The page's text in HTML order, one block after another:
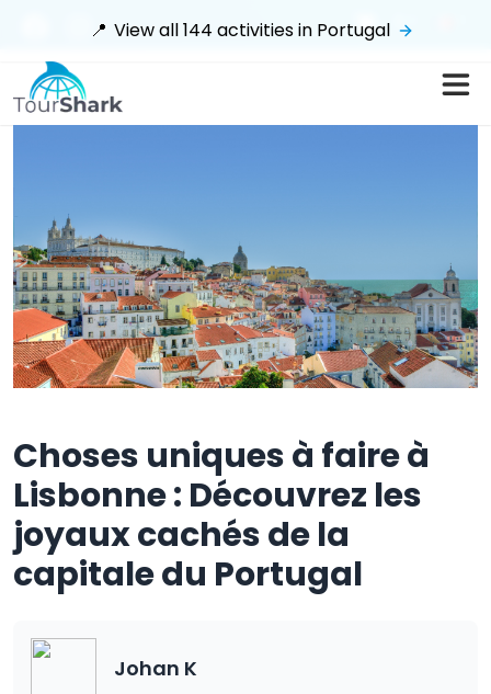
📍 View all144 activities in Portugal
Choses uniques à faire à
Lisbonne : Découvrez les
joyaux cachés de la
capitale du Portugal
Johan K